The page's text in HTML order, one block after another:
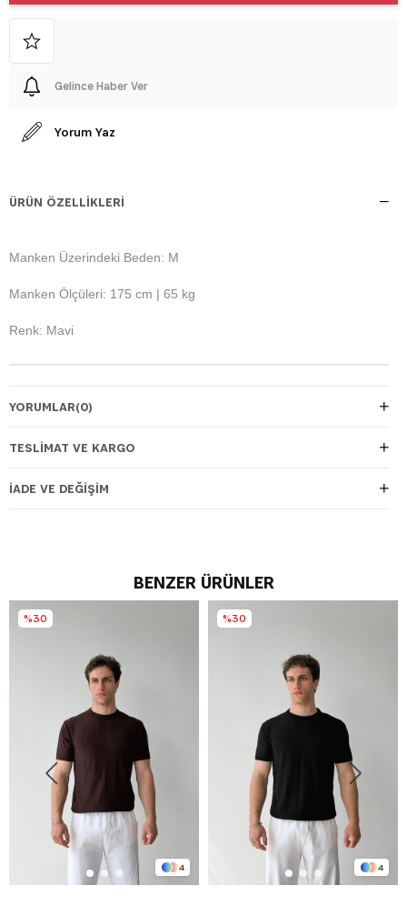
Gelince Haber Ver
Yorum Yaz
ÜRÜN ÖZELLIKLERI
Manken Üzerindeki Beden: M
Manken Ölçüleri: 175 cm | 65 kg
Renk: Mavi
YORUMLAR(0)
TESLIMAT VE KARGO
İADE VE DEĞIŞIM
BENZER ÜRÜNLER
4
%30
4
%30